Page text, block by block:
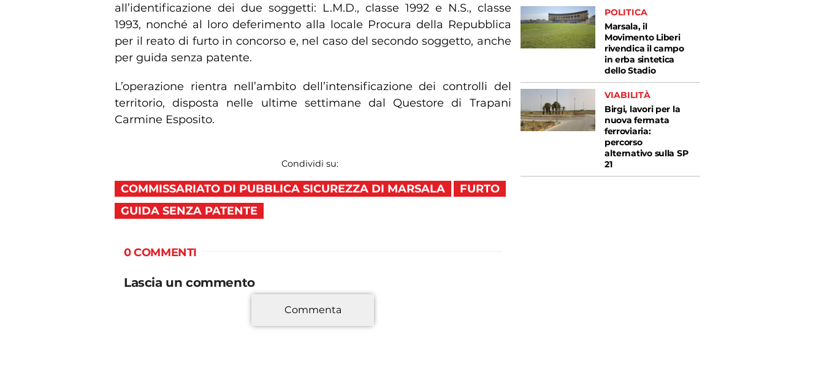
all’identificazione dei due soggetti: L.M.D., classe 1992 e N.S., classe
1993, nonché al loro deferimento alla locale Procura della Repubblica
per il reato di furto in concorso e, nel caso del secondo soggetto, anche
per guida senza patente.
L’operazione rientra nell’ambito dell’intensificazione dei controlli del
territorio, disposta nelle ultime settimane dal Questore di Trapani
Carmine Esposito.
Condividi su:
COMMISSARIATO DI PUBBLICA SICUREZZA DI MARSALA
FURTO
GUIDA SENZA PATENTE
0 COMMENTI
Lascia un commento
Commenta
POLITICA
Marsala, il
Movimento Liberi
rivendica il campo
in erba sintetica
dello Stadio
VIABILITÀ
Birgi, lavori per la
nuova fermata
ferroviaria:
percorso
alternativo sulla SP
21